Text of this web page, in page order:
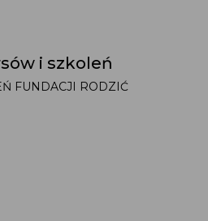
i szkoleń
FUNDACJI RODZIĆ